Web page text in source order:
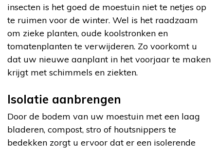
insecten is het goed de moestuin niet te netjes op
te ruimen voor de winter. Wel is het raadzaam
om zieke planten, oude koolstronken en
tomatenplanten te verwijderen. Zo voorkomt u
dat uw nieuwe aanplant in het voorjaar te maken
krijgt met schimmels en ziekten.
Isolatie aanbrengen
Door de bodem van uw moestuin met een laag
bladeren, compost, stro of houtsnippers te
bedekken zorgt u ervoor dat er een isolerende